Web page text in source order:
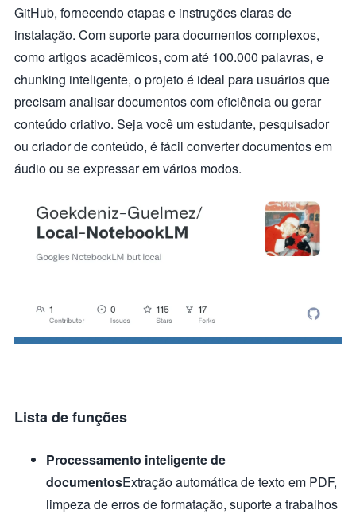
GitHub, fornecendo etapas e instruções claras de
instalação. Com suporte para documentos complexos,
como artigos acadêmicos, com até 100.000 palavras, e
chunking inteligente, o projeto é ideal para usuários que
precisam analisar documentos com eficiência ou gerar
conteúdo criativo. Seja você um estudante, pesquisador
ou criador de conteúdo, é fácil converter documentos em
áudio ou se expressar em vários modos.
Lista de funções
Processamento inteligente de
documentosExtração automática de texto em PDF,
limpeza de erros de formatação, suporte a trabalhos